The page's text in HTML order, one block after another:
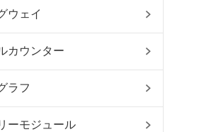
ウェイ 
カウンター 
ラフ 
ーモジュール 